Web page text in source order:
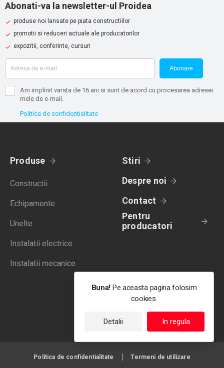
Abonati-va la newsletter-ul Proidea
produse noi lansate pe piata constructiilor
promotii si reduceri actuale ale producatorilor
expozitii, conferinte, cursuri
Abonare
Am implinit varsta de 16 ani si sunt de acord cu procesarea adresei
mele de e-mail.
Politica de confidentialitate
Produse
Constructii
Echipamente
Unelte
Instalatii electrice
Instalatii mecanice
Stiri
Despre noi
Contact
Pentru
producatori
Politica de confidentialitate Termeni de utilizare
Buna! Pe aceasta pagina folosim
cookies.
Detalii In regula